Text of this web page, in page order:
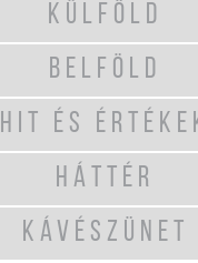
KÜLFÖLD
BELFÖLD
HIT ÉS
HÁTTÉR
KÁVÉSZÜNET